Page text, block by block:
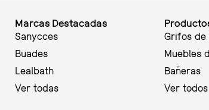
Marcas Destacadas
Sanycces
Buades
Lealbath
Ver todas
Grifos de
Muebles
Bañeras
Ver todos